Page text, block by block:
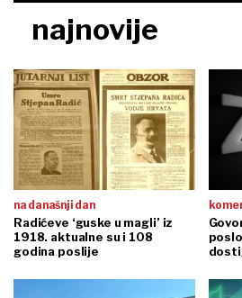
najnovije
na današnji dan
Radićeve ‘guske u magli’ iz
1918. aktualne su i 108
godina poslije